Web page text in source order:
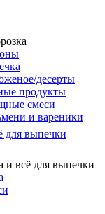
десерты
продукты
смеси
и вареники
для выпечки
и всё для выпечки